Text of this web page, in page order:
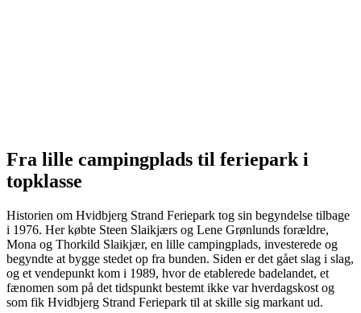
Fra lille campingplads til feriepark i
topklasse
Historien om Hvidbjerg Strand Feriepark tog sin begyndelse tilbage
i 1976. Her købte Steen Slaikjærs og Lene Grønlunds forældre,
Mona og Thorkild Slaikjær, en lille campingplads, investerede og
begyndte at bygge stedet op fra bunden. Siden er det gået slag i slag,
og et vendepunkt kom i 1989, hvor de etablerede badelandet, et
fænomen som på det tidspunkt bestemt ikke var hverdagskost og
som fik Hvidbjerg Strand Feriepark til at skille sig markant ud.